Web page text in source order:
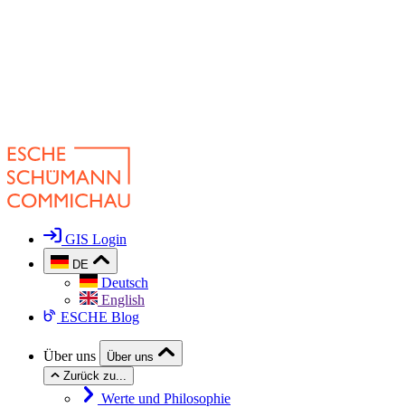
GIS Login
DE
Deutsch
English
ESCHE Blog
Über uns
Über uns
Zurück zu...
Werte und Philosophie